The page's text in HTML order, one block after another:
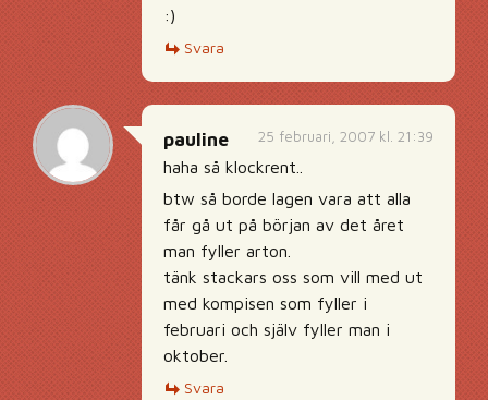
:)
Svara
25 februari, 2007 kl. 21:39
pauline
haha så klockrent..
btw så borde lagen vara att alla
får gå ut på början av det året
man fyller arton.
tänk stackars oss som vill med ut
med kompisen som fyller i
februari och själv fyller man i
oktober.
Svara